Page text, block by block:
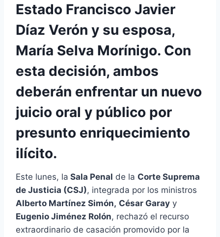
Estado Francisco Javier
Díaz Verón y su esposa,
María Selva Morínigo. Con
esta decisión, ambos
deberán enfrentar un nuevo
juicio oral y público por
presunto enriquecimiento
ilícito.
Este lunes, la Sala Penal de la Corte Suprema
de Justicia (CSJ), integrada por los ministros
Alberto Martínez Simón, César Garay y
Eugenio Jiménez Rolón, rechazó el recurso
extraordinario de casación promovido por la